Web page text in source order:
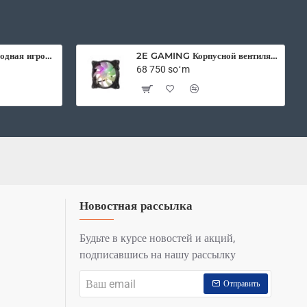
2E Gaming беспроводная игровая мышь HyperDrive Pro WL RGB Black
2E GAMING Корпусной вентилятор F120IR-ARGB 120мм, 3pin fan, 3 pin +5V Aura, белые лопасти, черная рамка, inner LED
68 750 soʻm
Новостная рассылка
Будьте в курсе новостей и акций,
подписавшись на нашу рассылку
Ваш
email
Отправить